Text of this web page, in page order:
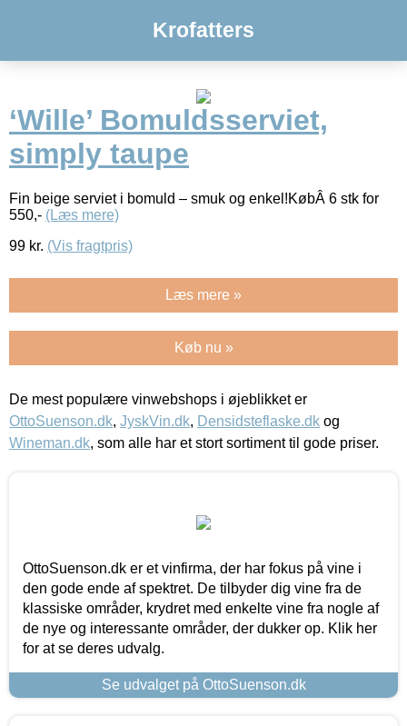
Krofatters
‘Wille’ Bomuldsserviet,
simply taupe
Fin beige serviet i bomuld – smuk og enkel!KøbÂ 6 stk for
550,- (Læs mere)
99 kr. (Vis fragtpris)
Læs mere »
Køb nu »
De mest populære vinwebshops i øjeblikket er
OttoSuenson.dk, JyskVin.dk, Densidsteflaske.dk og
Wineman.dk, som alle har et stort sortiment til gode priser.
OttoSuenson.dk er et vinfirma, der har fokus på vine i
den gode ende af spektret. De tilbyder dig vine fra de
klassiske områder, krydret med enkelte vine fra nogle af
de nye og interessante områder, der dukker op. Klik her
for at se deres udvalg.
Se udvalget på OttoSuenson.dk